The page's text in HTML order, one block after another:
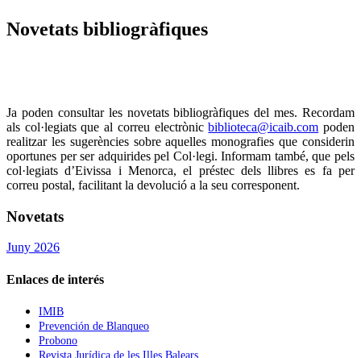
Novetats bibliogràfiques
Ja poden consultar les novetats bibliogràfiques del mes. Recordam
als col·legiats que al correu electrònicbiblioteca@icaib.com poden
realitzar les sugerències sobre aquelles monografies que considerin
oportunes per ser adquirides pel Col·legi. Informam també, que pels
col·legiats d’Eivissa i Menorca, el préstec dels llibres es fa per
correu postal, facilitant la devolució a la seu corresponent.
Novetats
Juny 2026
Enlaces de interés
IMIB
Prevención de Blanqueo
Probono
Revista Jurídica de les Illes Balears